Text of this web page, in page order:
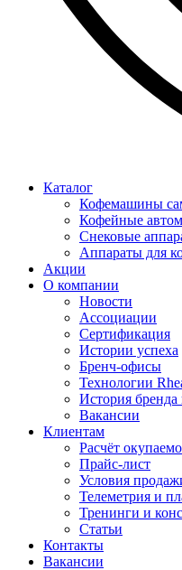
Каталог
Кофемашины
Кофейные
Снековые
Аппараты для
Акции
О компании
Новости
Ассоциации
Сертификация
Истории успеха
Бренч-офисы
Технологии
История
Вакансии
Клиентам
Расчёт
Прайс-лист
Условия
Телеметрия и
Тренинги и
Статьи
Контакты
Вакансии